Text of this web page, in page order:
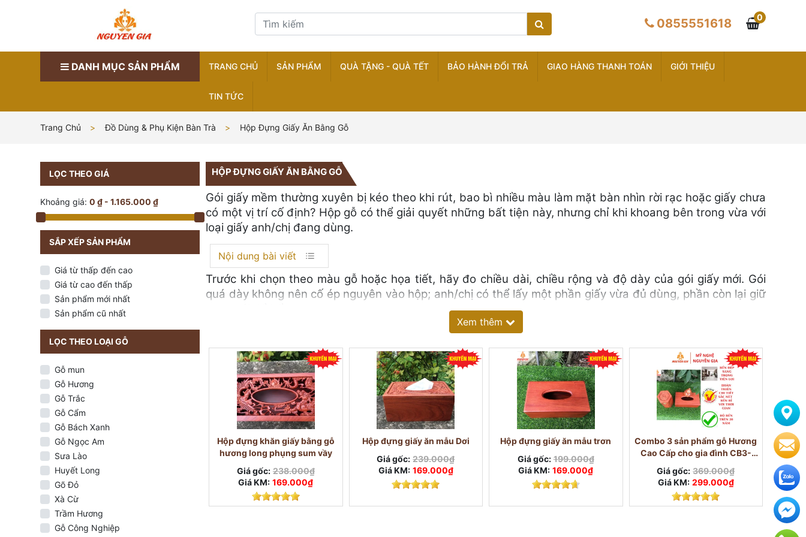
0855551618 0
DANH MỤC SẢN PHẨM TRANG CHỦ SẢN PHẨM QUÀ TẶNG - QUÀ TẾT BẢO HÀNH ĐỔI TRẢ GIAO HÀNG THANH TOÁN GIỚI THIỆU
TIN TỨC
Trang Chủ Đồ Dùng & Phụ Kiện Bàn Trà Hộp Đựng Giấy Ăn Bằng Gỗ
LỌC THEO GIÁ
Khoảng giá: 0 ₫ - 1.165.000 ₫
SẮP XẾP SẢN PHẨM
Giá từ thấp đến cao
Giá từ cao đến thấp
Sản phẩm mới nhất
Sản phẩm cũ nhất
LỌC THEO LOẠI GỖ
Gỗ mun
Gỗ Hương
Gỗ Trắc
Gỗ Cẩm
Gỗ Bách Xanh
Gỗ Ngọc Am
Sưa Lào
Huyết Long
Gõ Đỏ
Xà Cừ
Trầm Hương
Gỗ Công Nghiệp
HỘP ĐỰNG GIẤY ĂN BẰNG GỖ
Gói giấy mềm thường xuyên bị kéo theo khi rút, bao bì nhiều màu làm mặt bàn nhìn rời rạc hoặc giấy chưa
có một vị trí cố định? Hộp gỗ có thể giải quyết những bất tiện này, nhưng chỉ khi khoang bên trong vừa với
loại giấy anh/chị đang dùng.
Nội dung bài viết
Trước khi chọn theo màu gỗ hoặc họa tiết, hãy đo chiều dài, chiều rộng và độ dày của gói giấy mới. Gói
quá dày không nên cố ép nguyên vào hộp; anh/chị có thể lấy một phần giấy vừa đủ dùng, phần còn lại giữ
Các mẫu đang hiển thị có thể khác nhau về kích thước, khoang chứa, họa tiết và cách hoàn thiện. Thông
Gói giấy của anh/chị đang gây bất tiện gì?
Xem thêm
Hộp đựng khăn giấy bằng gỗ
hương long phụng sum vầy
Giá gốc: 238.000₫
Giá KM: 169.000₫
Hộp đựng giấy ăn mẫu Dơi
Giá gốc: 239.000₫
Giá KM: 169.000₫
Hộp đựng giấy ăn mẫu trơn
Giá gốc: 199.000₫
Giá KM: 169.000₫
Combo 3 sản phẩm gỗ Hương
Cao Cấp cho gia đình CB3-
Giá gốc: 369.000₫
Giá KM: 299.000₫